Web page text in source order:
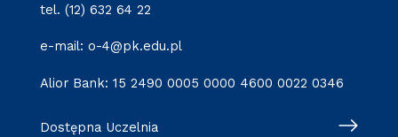
tel. (12) 632 64 22
e-mail: o-4@pk.edu.pl
Alior Bank: 15 2490 0005 0000 4600 0022 0346
Dostępna Uczelnia